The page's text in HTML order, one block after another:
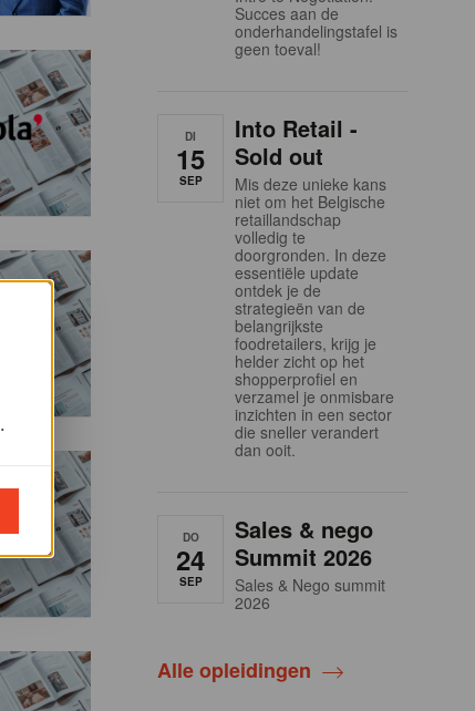
Succes aan de
onderhandelingstafel is
geen toeval!
DI
15
SEP
Into Retail -
Sold out
Mis deze unieke kans
niet om het Belgische
retaillandschap
volledig te
doorgronden. In deze
essentiële update
ontdek je de
strategieën van de
belangrijkste
foodretailers, krijg je
helder zicht op het
shopperprofiel en
verzamel je onmisbare
inzichten in een sector
die sneller verandert
dan ooit.
DO
24
SEP
Sales & nego
Summit 2026
Sales & Nego summit
2026
Alle opleidingen
.